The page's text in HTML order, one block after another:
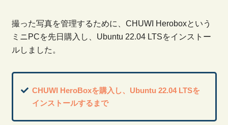
撮った写真を管理するために、CHUWI Heroboxという
ミニPCを先日購入し、Ubuntu 22.04 LTSをインストー
ルしました。
CHUWI HeroBoxを購入し、Ubuntu 22.04 LTSを
インストールするまで